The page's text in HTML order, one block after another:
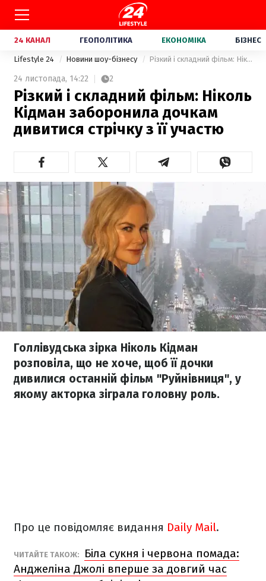
24 КАНАЛ ГЕОПОЛІТИКА ЕКОНОМІКА БІЗНЕС
Lifestyle 24 Новини шоу-бізнесу Різкий і складний фільм: Ніколь Кідман заборонила дочкам дивитися стрічку з її участю
24 листопада, 14:22 2
Різкий і складний фільм: Ніколь
Кідман заборонила дочкам
дивитися стрічку з її участю
Голлівудська зірка Ніколь Кідман
розповіла, що не хоче, щоб її дочки
дивилися останній фільм "Руйнівниця", у
якому акторка зіграла головну роль.
Про це повідомляє видання Daily Mail.
ЧИТАЙТЕ ТАКОЖ:
Біла сукня і червона помада:
Анджеліна Джолі вперше за довгий час